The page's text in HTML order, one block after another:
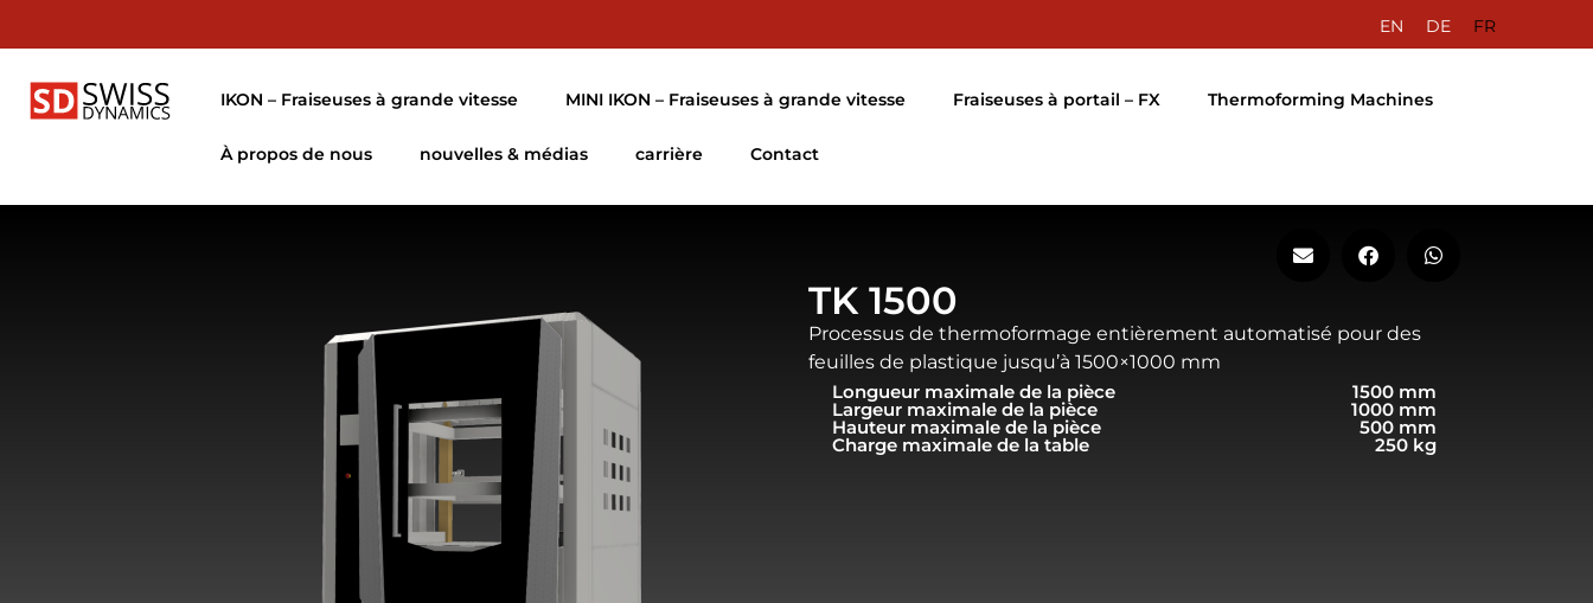
EN DE FR
IKON – Fraiseuses à grande vitesse MINI IKON – Fraiseuses à grande vitesse Fraiseuses à portail – FX Thermoforming Machines
À propos de nous nouvelles & médias carrière Contact
TK 1500
Processus de thermoformage entièrement automatisé pour des
feuilles de plastique jusqu’à 1500×1000 mm
Longueur maximale de la pièce
Largeur maximale de la pièce
Hauteur maximale de la pièce
Charge maximale de la table
1500 mm
1000 mm
500 mm
250 kg